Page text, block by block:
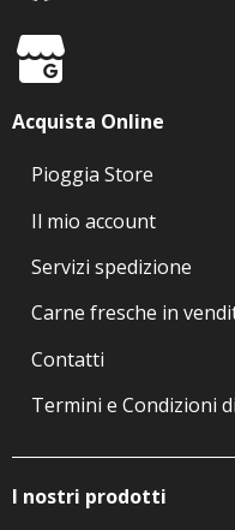
Acquista Online
Pioggia Store
Il mio account
Servizi spedizione
Carne fresche in
Contatti
Termini e Condizioni
I nostri prodotti